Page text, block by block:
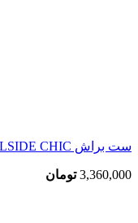
ست براش BH POOLSIDE CHIC
3,360,000 تومان